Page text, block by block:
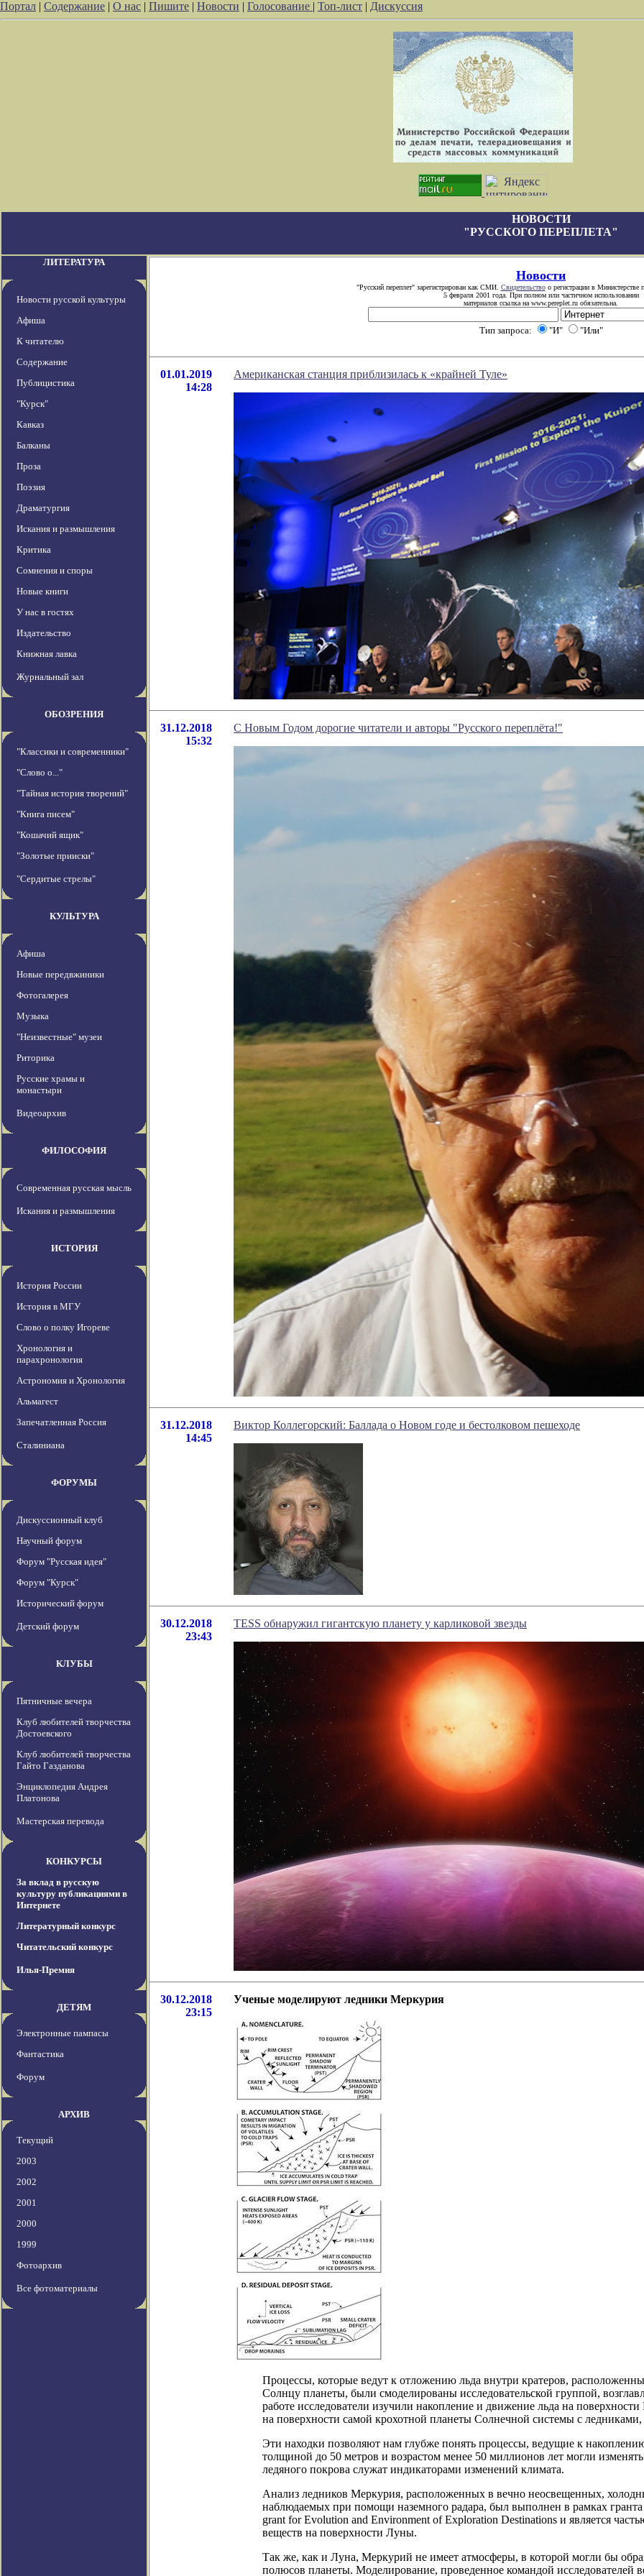
Портал | Содержание | О нас | Пишите | Новости | Голосование | Топ-лист | Дискуссия
НОВОСТИ
"РУССКОГО ПЕРЕПЛЕТА"
ЛИТЕРАТУРА
Новости русской культуры
Афиша
К читателю
Содержание
Публицистика
"Курск"
Кавказ
Балканы
Проза
Поэзия
Драматургия
Искания и размышления
Критика
Сомнения и споры
Новые книги
У нас в гостях
Издательство
Книжная лавка
Журнальный зал
ОБОЗРЕНИЯ
"Классики и современники"
"Слово о..."
"Тайная история творений"
"Книга писем"
"Кошачий ящик"
"Золотые прииски"
"Сердитые стрелы"
КУЛЬТУРА
Афиша
Новые передвжиники
Фотогалерея
Музыка
"Неизвестные" музеи
Риторика
Русские храмы и
монастыри
Видеоархив
ФИЛОСОФИЯ
Современная русская мысль
Искания и размышления
ИСТОРИЯ
История России
История в МГУ
Слово о полку Игореве
Хронология и
парахронология
Астрономия и Хронология
Альмагест
Запечатленная Россия
Сталиниана
ФОРУМЫ
Дискуссионный клуб
Научный форум
Форум "Русская идея"
Форум "Курск"
Исторический форум
Детский форум
КЛУБЫ
Пятничные вечера
Клуб любителей творчества
Достоевского
Клуб любителей творчества
Гайто Газданова
Энциклопедия Андрея
Платонова
Мастерская перевода
КОНКУРСЫ
За вклад в русскую
культуру публикациями в
Интернете
Литературный конкурс
Читательский конкурс
Илья-Премия
ДЕТЯМ
Электронные пампасы
Фантастика
Форум
АРХИВ
Текущий
2003
2002
2001
2000
1999
Фотоархив
Все фотоматериалы
Новости
"Русский переплет" зарегистрирован как СМИ. Свидетельствоо регистрации в
5 февраля 2001 года. При полном или частичном использовании
материалов ссылка на www.pereplet.ru обязательна.
Тип запроса: "И" "Или"
01.01.2019
14:28
Американская станция приблизилась к «крайней Туле»
31.12.2018
15:32
C Новым Годом дорогие читатели и авторы "Русского переплёта!"
31.12.2018
14:45
Виктор Коллегорский: Баллада о Новом годе и бестолковом пешеходе
30.12.2018
23:43
TESS обнаружил гигантскую планету у карликовой звезды
30.12.2018
23:15
Ученые моделируют ледники Меркурия
Процессы, которые ведут к отложению льда внутри кратеров,
Солнцу планеты, были смоделированы исследовательской группой,
работе исследователи изучили накопление и движение льда на
на поверхности самой крохотной планеты Солнечной системы с
Эти находки позволяют нам глубже понять процессы, ведущие к
толщиной до 50 метров и возрастом менее 50 миллионов лет могли
ледяного покрова служат индикаторами изменений климата.
Анализ ледников Меркурия, расположенных в вечно неосвещенных,
наблюдаемых при помощи наземного радара, был выполнен в рамках
grant for Evolution and Environment of Exploration Destinations и является
веществ на поверхности Луны.
Так же, как и Луна, Меркурий не имеет атмосферы, в которой могли бы
полюсов планеты. Моделирование, проведенное командой исследователей